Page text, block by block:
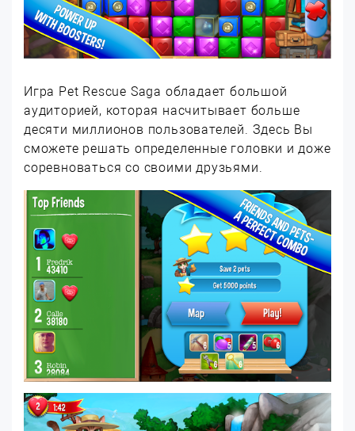
Игра Pet Rescue Saga обладает большой
аудиторией, которая насчитывает больше
десяти миллионов пользователей. Здесь Вы
сможете решать определенные головки и доже
соревноваться со своими друзьями.